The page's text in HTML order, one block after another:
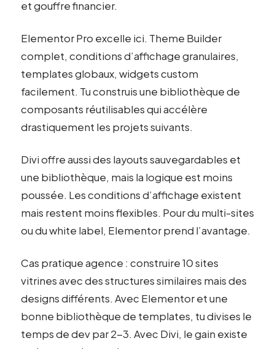
et gouffre financier.
Elementor Pro excelle ici. Theme Builder
complet, conditions d’affichage granulaires,
templates globaux, widgets custom
facilement. Tu construis une bibliothèque de
composants réutilisables qui accélère
drastiquement les projets suivants.
Divi offre aussi des layouts sauvegardables et
une bibliothèque, mais la logique est moins
poussée. Les conditions d’affichage existent
mais restent moins flexibles. Pour du multi-sites
ou du white label, Elementor prend l’avantage.
Cas pratique agence : construire 10 sites
vitrines avec des structures similaires mais des
designs différents. Avec Elementor et une
bonne bibliothèque de templates, tu divises le
temps de dev par 2-3. Avec Divi, le gain existe